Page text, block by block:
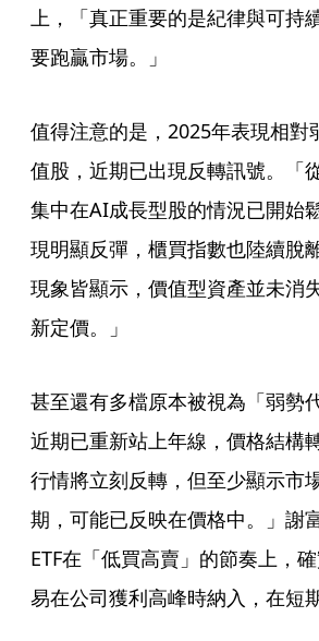
上，「真正重要的是紀律與可持
要跑贏市場。」
值得注意的是，2025年表現相對
值股，近期已出現反轉訊號。「
集中在AI成長型股的情況已開始
現明顯反彈，櫃買指數也陸續脫
現象皆顯示，價值型資產並未消
新定價。」
甚至還有多檔原本被視為「弱勢
近期已重新站上年線，價格結構
行情將立刻反轉，但至少顯示市
期，可能已反映在價格中。」謝
ETF在「低買高賣」的節奏上，
易在公司獲利高峰時納入，在短